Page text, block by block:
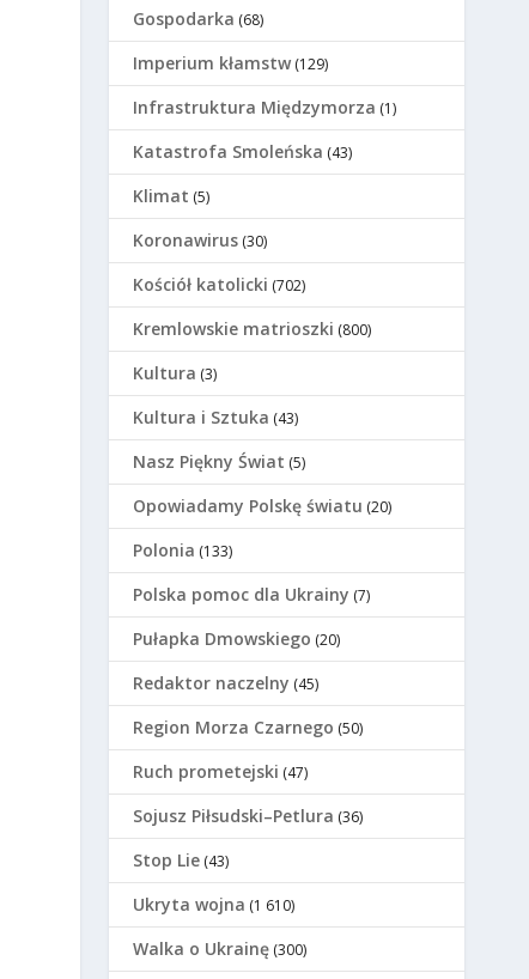
Gospodarka (68)
Imperium kłamstw (129)
Infrastruktura Międzymorza (1)
Katastrofa Smoleńska (43)
Klimat (5)
Koronawirus (30)
Kościół katolicki (702)
Kremlowskie matrioszki (800)
Kultura (3)
Kultura i Sztuka (43)
Nasz Piękny Świat (5)
Opowiadamy Polskę światu (20)
Polonia (133)
Polska pomoc dla Ukrainy (7)
Pułapka Dmowskiego (20)
Redaktor naczelny (45)
Region Morza Czarnego (50)
Ruch prometejski (47)
Sojusz Piłsudski–Petlura (36)
Stop Lie (43)
Ukryta wojna (1 610)
Walka o Ukrainę (300)